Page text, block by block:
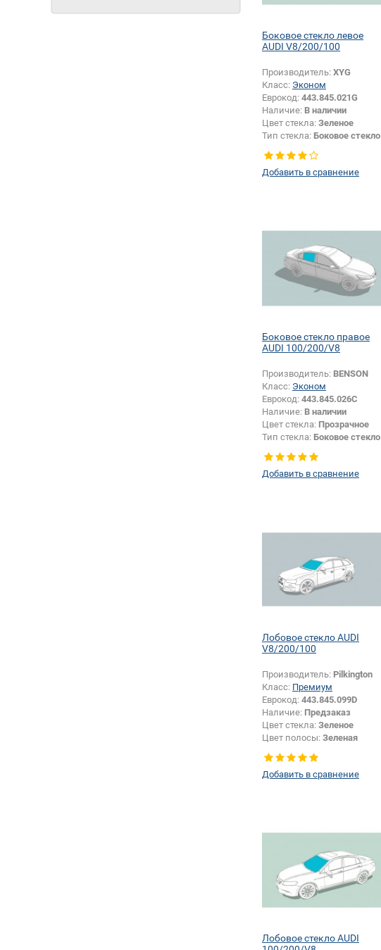
Боковое стекло левое
AUDI V8/200/100
Производитель: XYG
Класс: Эконом
Еврокод: 443.845.021G
Наличие: В наличии
Цвет стекла: Зеленое
Тип стекла: Боковое стекло
левое
Добавить в сравнение
Боковое стекло правое
AUDI 100/200/V8
Производитель: BENSON
Класс: Эконом
Еврокод: 443.845.026C
Наличие: В наличии
Цвет стекла: Прозрачное
Тип стекла: Боковое стекло
Добавить в сравнение
Лобовое стекло AUDI
V8/200/100
Производитель: Pilkington
Класс: Премиум
Еврокод: 443.845.099D
Наличие: Предзаказ
Цвет стекла: Зеленое
Цвет полосы: Зеленая
Добавить в сравнение
Лобовое стекло AUDI